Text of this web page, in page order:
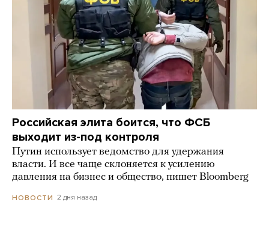
Российская элита боится, что ФСБ
выходит из-под контроля
Путин использует ведомство для удержания
власти. И все чаще склоняется к усилению
давления на бизнес и общество, пишет Bloomberg
НОВОСТИ 2 дня назад